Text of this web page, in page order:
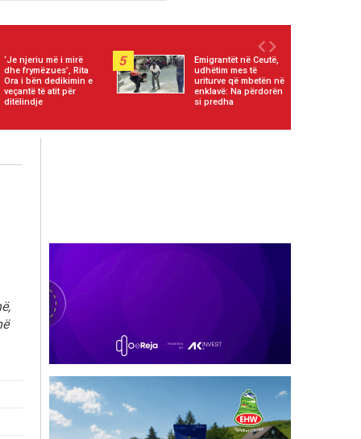
‘Je njeriu më i mirë
dhe frymëzues’, Rita
Ora i bën dedikimin e
veçantë të atit për
ditëlindje
5
Emigrantët në Ceutë,
udhëtim mes të
uriturve që mbetën në
enklavë: Na përdorën
si predha